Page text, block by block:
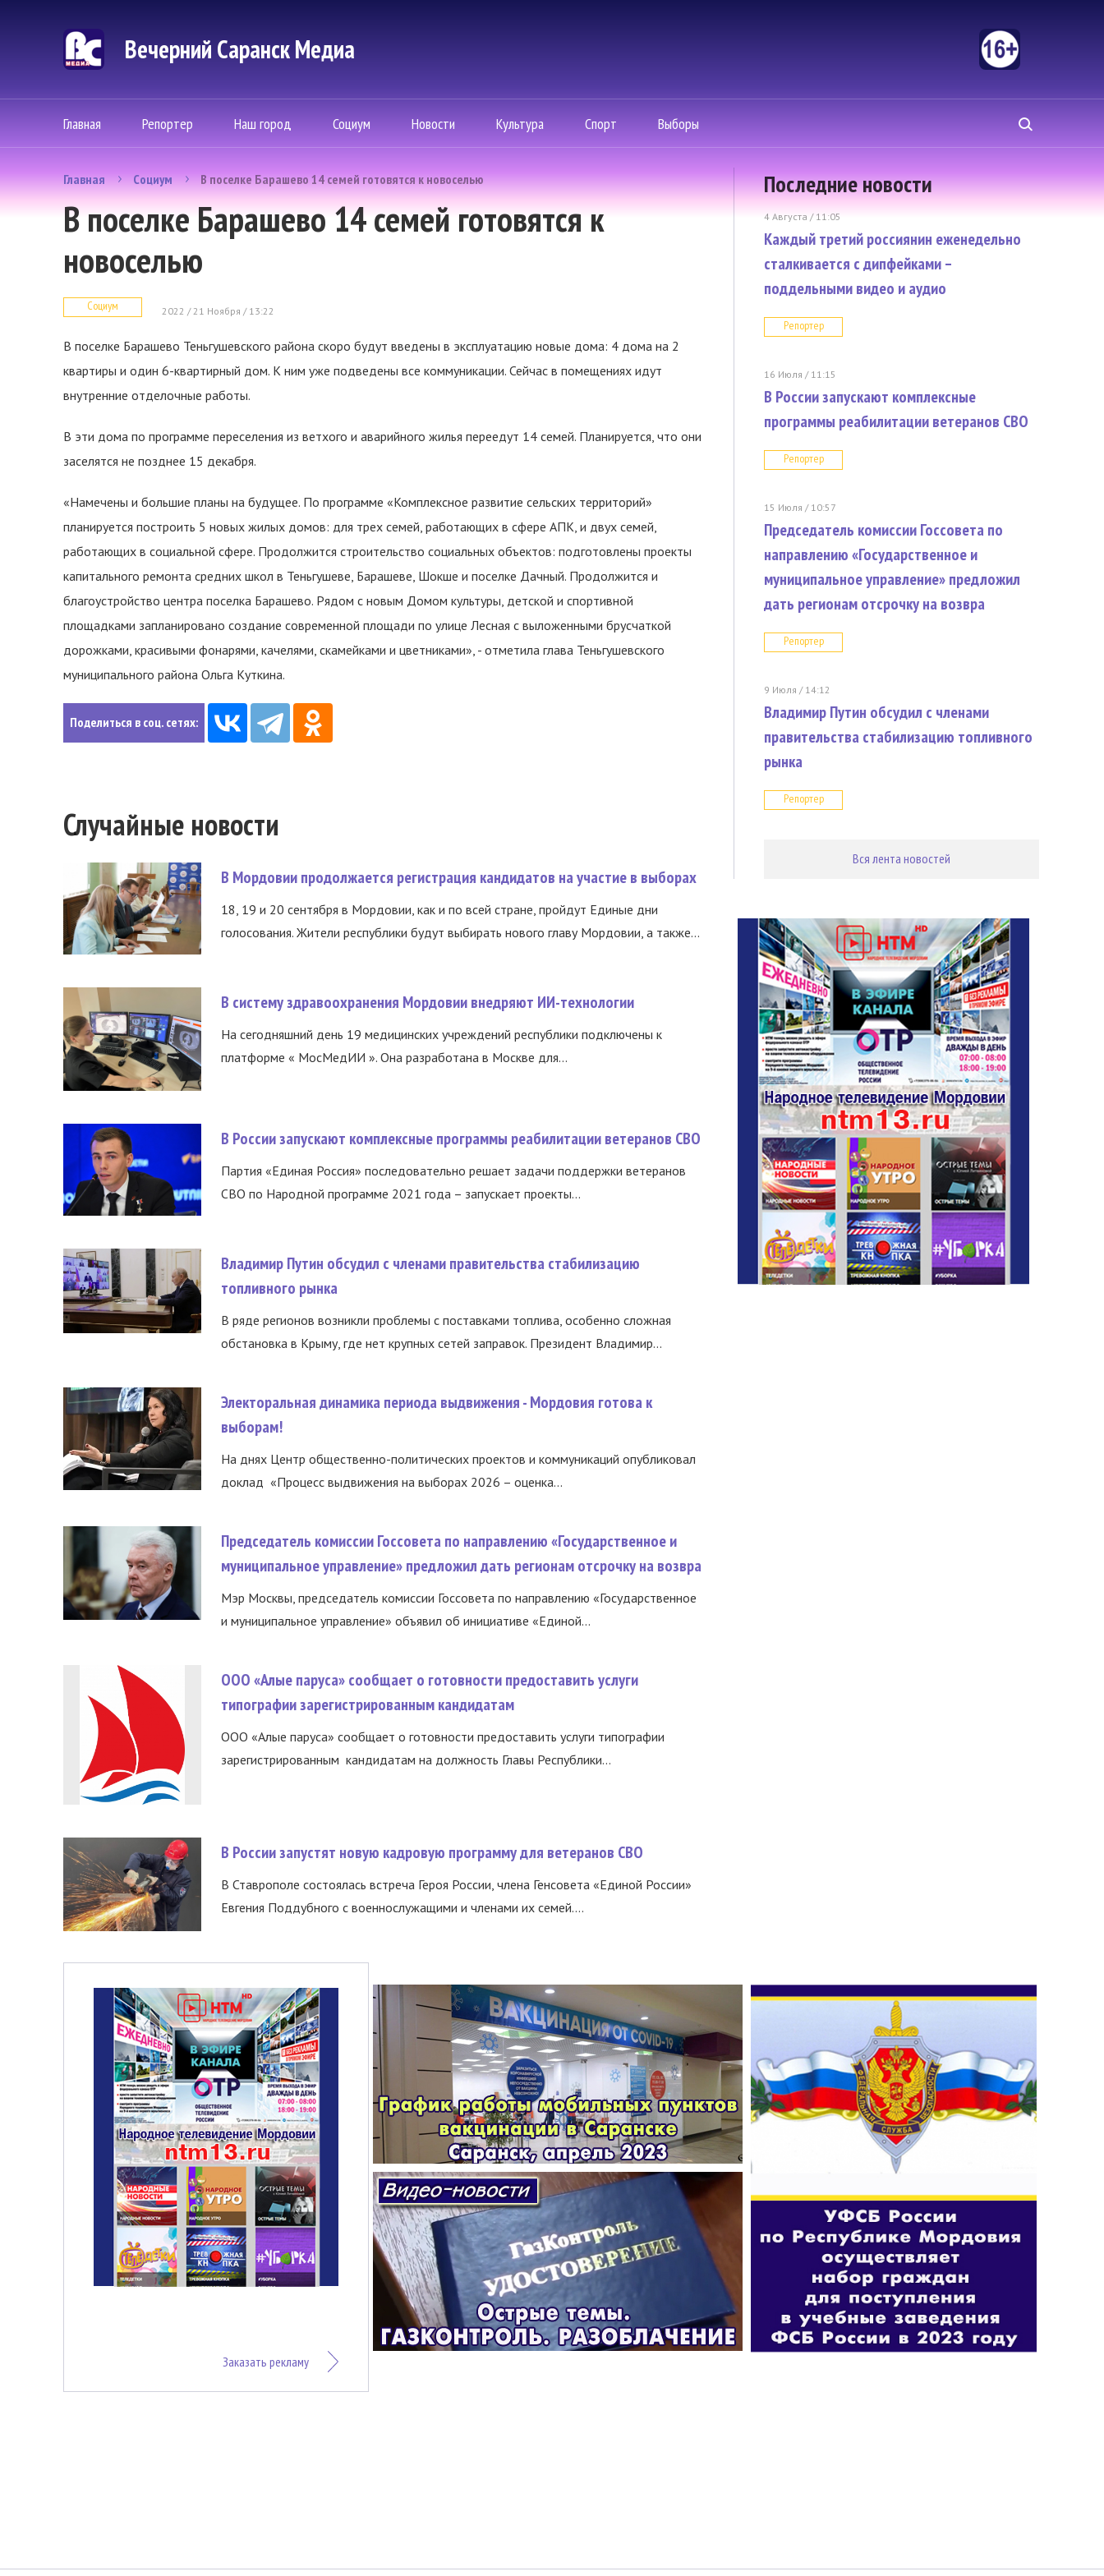
Вечерний Саранск Mедиа
Главная Репортер Наш город Социум Новости Культура Спорт Выборы
Главная Социум В поселке Барашево 14 семей готовятся к новоселью
В поселке Барашево 14 семей готовятся к
новоселью
Социум 2022 / 21 Ноября / 13:22
В поселке Барашево Теньгушевского района скоро будут введены в эксплуатацию новые дома: 4 дома на 2
квартиры и один 6-квартирный дом. К ним уже подведены все коммуникации. Сейчас в помещениях идут
внутренние отделочные работы.
В эти дома по программе переселения из ветхого и аварийного жилья переедут 14 семей. Планируется, что они
заселятся не позднее 15 декабря.
«Намечены и большие планы на будущее. По программе «Комплексное развитие сельских территорий»
планируется построить 5 новых жилых домов: для трех семей, работающих в сфере АПК, и двух семей,
работающих в социальной сфере. Продолжится строительство социальных объектов: подготовлены проекты
капитального ремонта средних школ в Теньгушеве, Барашеве, Шокше и поселке Дачный. Продолжится и
благоустройство центра поселка Барашево. Рядом с новым Домом культуры, детской и спортивной
площадками запланировано создание современной площади по улице Лесная с выложенными брусчаткой
дорожками, красивыми фонарями, качелями, скамейками и цветниками», - отметила глава Теньгушевского
муниципального района Ольга Куткина.
Поделиться в соц. сетях:
Случайные новости
В Мордовии продолжается регистрация кандидатов на участие в выборах
18, 19 и 20 сентября в Мордовии, как и по всей стране, пройдут Единые дни
голосования. Жители республики будут выбирать нового главу Мордовии, а также...
В систему здравоохранения Мордовии внедряют ИИ-технологии
На сегодняшний день 19 медицинских учреждений республики подключены к
платформе « МосМедИИ ». Она разработана в Москве для...
В России запускают комплексные программы реабилитации ветеранов СВО
Партия «Единая Россия» последовательно решает задачи поддержки ветеранов
СВО по Народной программе 2021 года – запускает проекты...
Владимир Путин обсудил с членами правительства стабилизацию
топливного рынка
В ряде регионов возникли проблемы с поставками топлива, особенно сложная
обстановка в Крыму, где нет крупных сетей заправок. Президент Владимир...
Электоральная динамика периода выдвижения - Мордовия готова к
выборам!
На днях Центр общественно-политических проектов и коммуникаций опубликовал
доклад «Процесс выдвижения на выборах 2026 – оценка...
Председатель комиссии Госсовета по направлению «Государственное и
муниципальное управление» предложил дать регионам отсрочку на возвра
Мэр Москвы, председатель комиссии Госсовета по направлению «Государственное
и муниципальное управление» объявил об инициативе «Единой...
ООО «Алые паруса» сообщает о готовности предоставить услуги
типографии зарегистрированным кандидатам
ООО «Алые паруса» сообщает о готовности предоставить услуги типографии
зарегистрированным кандидатам на должность Главы Республики...
В России запустят новую кадровую программу для ветеранов СВО
В Ставрополе состоялась встреча Героя России, члена Генсовета «Единой России»
Евгения Поддубного с военнослужащими и членами их семей....
Последние новости
4 Августа / 11:05
Каждый третий россиянин еженедельно
сталкивается с дипфейками –
поддельными видео и аудио
Репортер
16 Июля / 11:15
В России запускают комплексные
программы реабилитации ветеранов СВО
Репортер
15 Июля / 10:57
Председатель комиссии Госсовета по
направлению «Государственное и
муниципальное управление» предложил
дать регионам отсрочку на возвра
Репортер
9 Июля / 14:12
Владимир Путин обсудил с членами
правительства стабилизацию топливного
рынка
Репортер
Вся лента новостей
Заказать рекламу